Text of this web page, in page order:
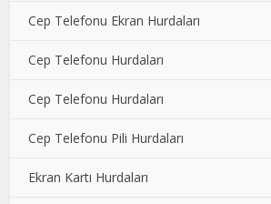
Cep Telefonu Ekran Hurdaları
Cep Telefonu Hurdaları
Cep Telefonu Hurdaları
Cep Telefonu Pili Hurdaları
Ekran Kartı Hurdaları